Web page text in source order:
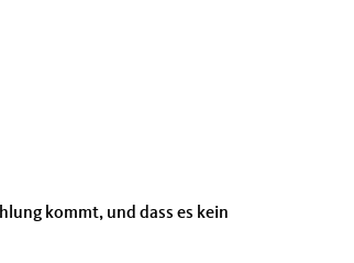
kommt, und dass es kein